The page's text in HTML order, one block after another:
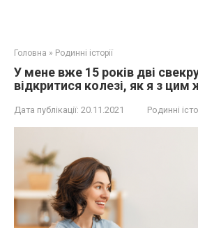
Головна » Родинні історії
У мене вже 15 років дві
відкритися колезі, як я з цим
Дата публікації: 20.11.2021 Родинні